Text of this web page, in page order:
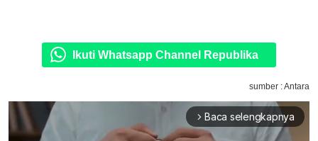
Ikuti Whatsapp Channel Republika
sumber : Antara
arrow_forward_ios Baca selengkapnya